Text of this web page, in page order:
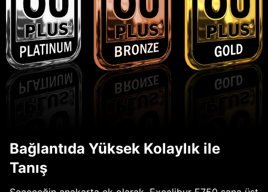
Bağlantıda Yüksek Kolaylık ile
Tanış